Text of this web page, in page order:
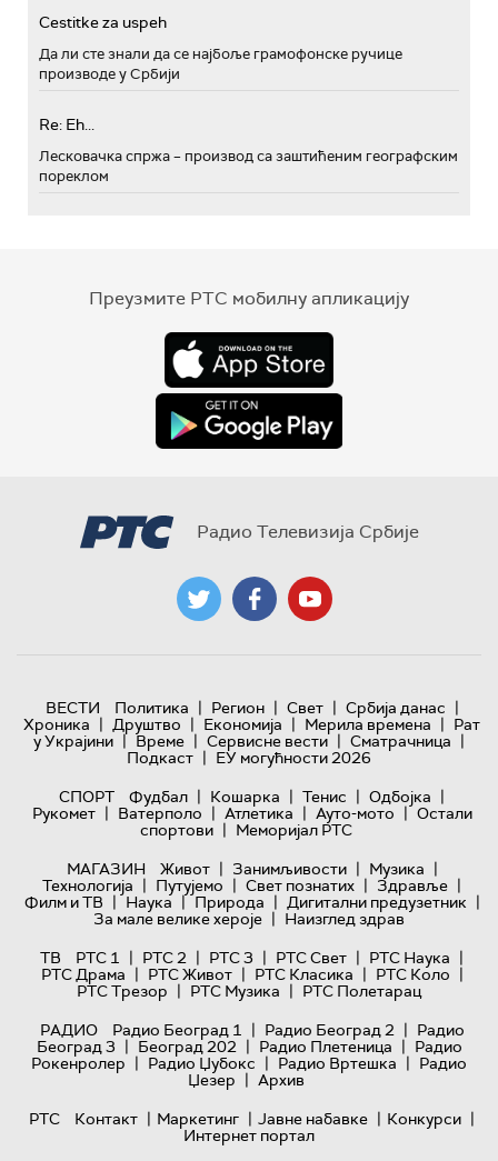
Cestitke za uspeh
Да ли сте знали да се најбоље грамофонске ручице
производе у Србији
Re: Eh...
Лесковачка спржа – производ са заштићеним географским
пореклом
Преузмите РТС мобилну апликацију
Радио Телевизија Србије
ВЕСТИ Политика | Регион | Свет | Србија данас |
Хроника | Друштво | Економија | Мерила времена | Рат
у Украјини | Време | Сервисне вести | Сматрачница |
Подкаст | ЕУ могућности 2026
СПОРТ
Фудбал | Кошарка | Тенис | Одбојка |
Рукомет | Ватерполо | Атлетика | Ауто-мото | Остали
спортови | Меморијал РТС
МАГАЗИН
Живот | Занимљивости | Музика |
Технологијa | Путујемо | Свет познатих | Здравље |
Филм и ТВ | Наука | Природа | Дигитални предузетник |
За мале велике хероје | Наизглед здрав
ТВ
РТС 1 | РТС 2 | РТС 3 | РТС Свет | РТС Наука |
РТС Драма | РТС Живот | РТС Класика | РТС Коло |
РТС Трезор | РТС Музика | РТС Полетарац
РАДИО
Радио Београд 1 | Радио Београд 2 | Радио
Београд 3 | Београд 202 | Радио Плетеница | Радио
Рокенролер | Радио Џубокс | Радио Вртешка | Радио
Џезер | Архив
РТС
Контакт | Маркетинг | Јавне набавке | Конкурси |
Интернет портал